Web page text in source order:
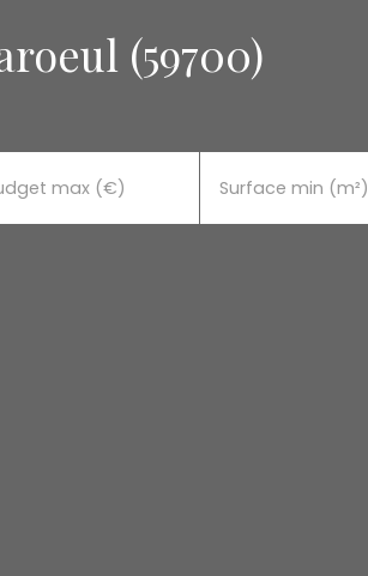
(59700)
max (€) Surface min (m²)